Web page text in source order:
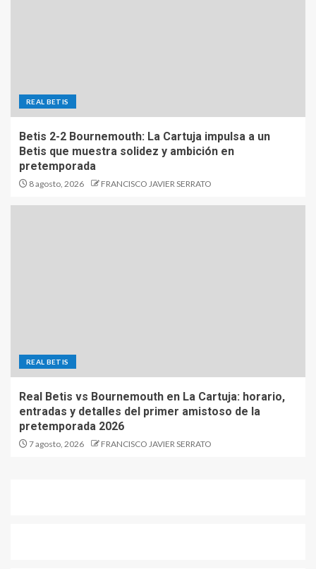
REAL BETIS
Betis 2-2 Bournemouth: La Cartuja impulsa a un
Betis que muestra solidez y ambición en
pretemporada
8 agosto, 2026 FRANCISCO JAVIER SERRATO
REAL BETIS
Real Betis vs Bournemouth en La Cartuja: horario,
entradas y detalles del primer amistoso de la
pretemporada 2026
7 agosto, 2026 FRANCISCO JAVIER SERRATO